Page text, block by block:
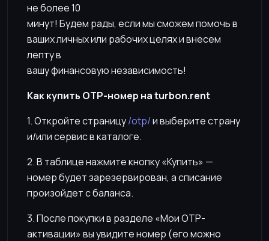
не более 10
минут! Будем рады, если мы сможем помочь в
ваших личных или рабочих целях и внесем
лепту в
вашу финансовую независимость!
Как купить OTP-номер на turbon.rent
1. Откройте страницу/otp/и выберите страну
и/или сервис в каталоге.
2. В таблице нажмите кнопку «Купить» —
номер будет зарезервирован, а списание
произойдет с баланса.
3. После покупки в разделе «Мои OTP-
активации» вы увидите номер (его можно